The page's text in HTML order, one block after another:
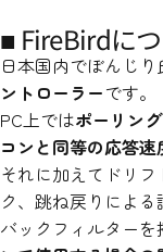
■ FireBirdに
日本国内でぼんじ
ントローラーです。
PC上ではポーリン
コンと同等の応答速
それに加えてドリ
ク、跳ね戻りによ
バックフィルターを